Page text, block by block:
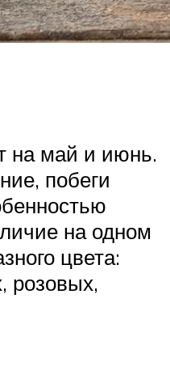
на май и июнь.
побеги
на одном
цвета:
розовых,